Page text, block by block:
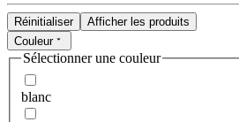
Réinitialiser
Afficher les produits
Couleur
Sélectionner une couleur
blanc